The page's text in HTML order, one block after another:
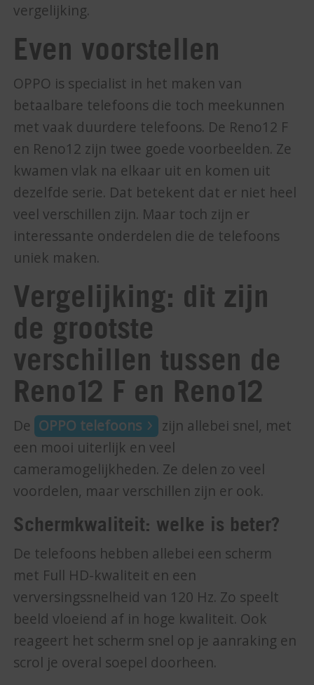
vergelijking.
Even voorstellen
OPPO is specialist in het maken van
betaalbare telefoons die toch meekunnen
met vaak duurdere telefoons. De Reno12 F
en Reno12 zijn twee goede voorbeelden. Ze
kwamen vlak na elkaar uit en komen uit
dezelfde serie. Dat betekent dat er niet heel
veel verschillen zijn. Maar toch zijn er
interessante onderdelen die de telefoons
uniek maken.
Vergelijking: dit zijn
de grootste
verschillen tussen de
Reno12 F en Reno12
De OPPO telefoons
zijn allebei snel, met
een mooi uiterlijk en veel
cameramogelijkheden. Ze delen zo veel
voordelen, maar verschillen zijn er ook.
Schermkwaliteit: welke is beter?
De telefoons hebben allebei een scherm
met Full HD-kwaliteit en een
verversingssnelheid van 120 Hz. Zo speelt
beeld vloeiend af in hoge kwaliteit. Ook
reageert het scherm snel op je aanraking en
scrol je overal soepel doorheen.